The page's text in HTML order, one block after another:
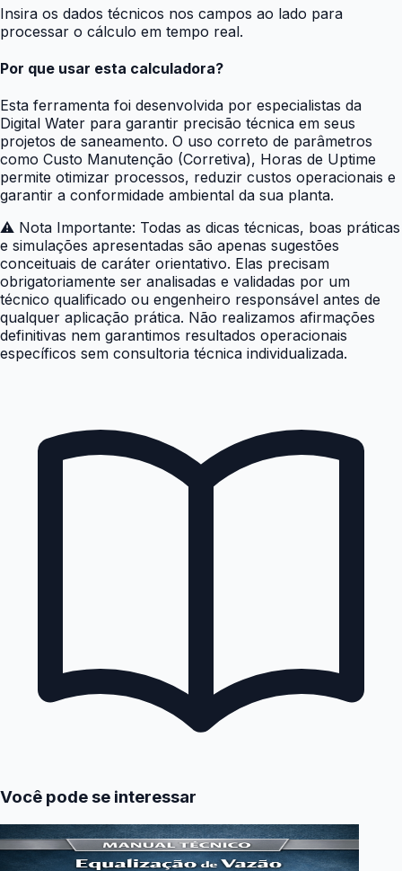
Insira os dados técnicos nos campos ao lado para
processar o cálculo em tempo real.
Por que usar esta calculadora?
Esta ferramenta foi desenvolvida por especialistas da
Digital Water para garantir precisão técnica em seus
projetos de saneamento. O uso correto de parâmetros
como Custo Manutenção (Corretiva), Horas de Uptime
permite otimizar processos, reduzir custos operacionais e
garantir a conformidade ambiental da sua planta.
⚠️ Nota Importante: Todas as dicas técnicas, boas práticas
e simulações apresentadas são apenas sugestões
conceituais de caráter orientativo. Elas precisam
obrigatoriamente ser analisadas e validadas por um
técnico qualificado ou engenheiro responsável antes de
qualquer aplicação prática. Não realizamos afirmações
definitivas nem garantimos resultados operacionais
específicos sem consultoria técnica individualizada.
Você pode se interessar